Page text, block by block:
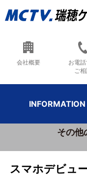
会社概要
お電
ご相
INFORMATION
その他
スマホデビュ